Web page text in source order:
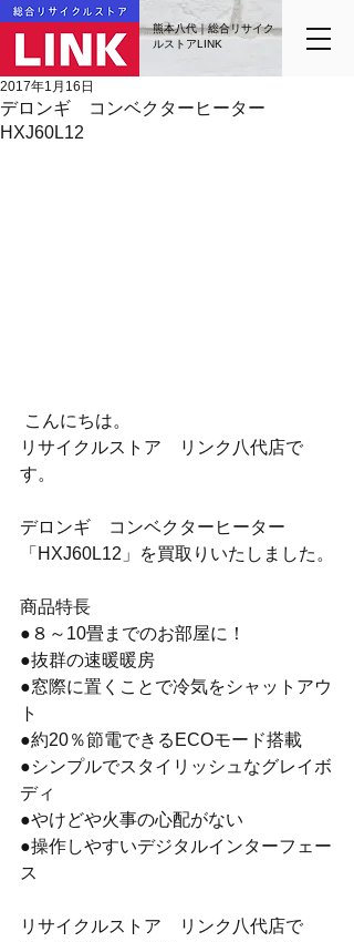
熊本八代｜総合リサイク
ルストアLINK
デロンギ コンベクターヒーター
HXJ60L12
2017年1月16日
こんにちは。
リサイクルストア　リンク八代店で
す。
デロンギ　コンベクターヒーター
「HXJ60L12」を買取りいたしました。
商品特長
●８～10畳までのお部屋に！
●抜群の速暖暖房
●窓際に置くことで冷気をシャットアウ
ト
●約20％節電できるECOモード搭載
●シンプルでスタイリッシュなグレイボ
ディ
●やけどや火事の心配がない
●操作しやすいデジタルインターフェー
ス
リサイクルストア　リンク八代店で